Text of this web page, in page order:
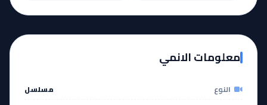
معلومات الانمي
النوع مسلسل